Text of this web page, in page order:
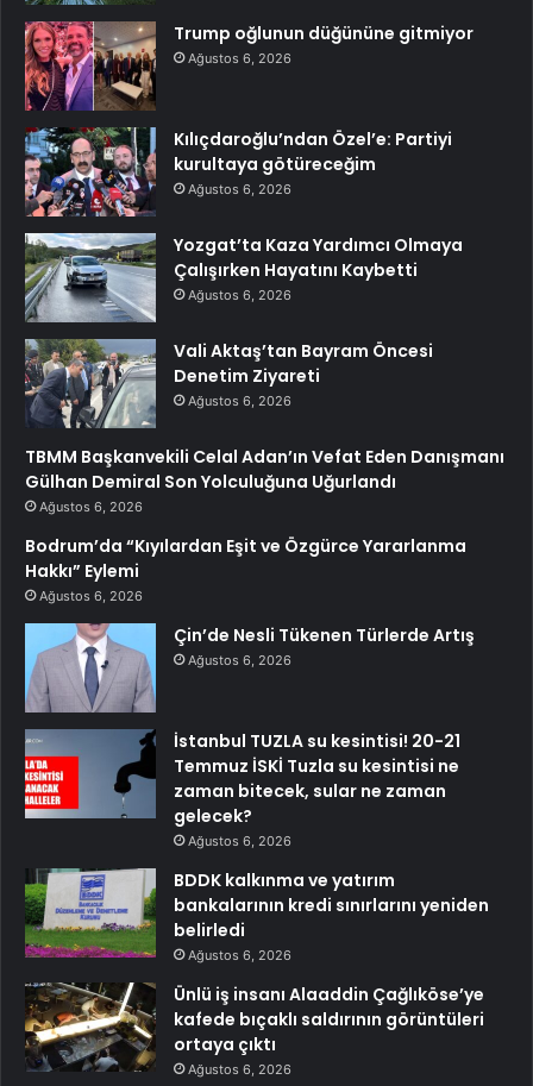
Trump oğlunun düğününe gitmiyor
Ağustos 6, 2026
Kılıçdaroğlu’ndan Özel’e: Partiyi
kurultaya götüreceğim
Ağustos 6, 2026
Yozgat’ta Kaza Yardımcı Olmaya
Çalışırken Hayatını Kaybetti
Ağustos 6, 2026
Vali Aktaş’tan Bayram Öncesi
Denetim Ziyareti
Ağustos 6, 2026
TBMM Başkanvekili Celal Adan’ın Vefat Eden Danışmanı
Gülhan Demiral Son Yolculuğuna Uğurlandı
Ağustos 6, 2026
Bodrum’da “Kıyılardan Eşit ve Özgürce Yararlanma
Hakkı” Eylemi
Ağustos 6, 2026
Çin’de Nesli Tükenen Türlerde Artış
Ağustos 6, 2026
İstanbul TUZLA su kesintisi! 20-21
Temmuz İSKİ Tuzla su kesintisi ne
zaman bitecek, sular ne zaman
gelecek?
Ağustos 6, 2026
BDDK kalkınma ve yatırım
bankalarının kredi sınırlarını yeniden
belirledi
Ağustos 6, 2026
Ünlü iş insanı Alaaddin Çağlıköse’ye
kafede bıçaklı saldırının görüntüleri
ortaya çıktı
Ağustos 6, 2026